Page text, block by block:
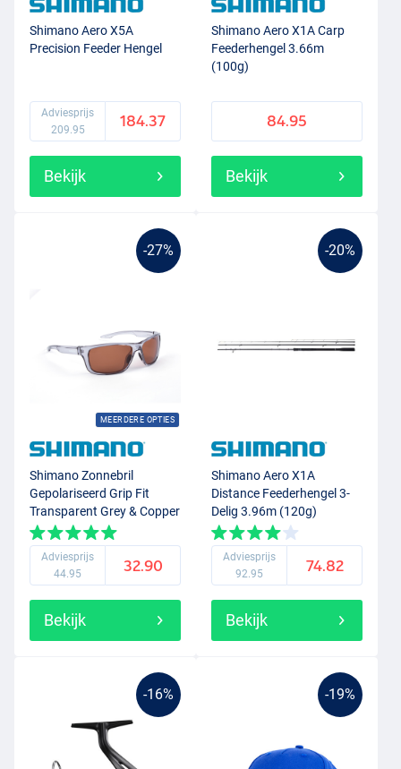
Shimano Aero X5A
Precision Feeder Hengel
Adviesprijs
209.95
184.37
Bekijk
Shimano Aero X1A Carp
Feederhengel 3.66m
(100g)
84.95
Bekijk
-27%
MEERDERE OPTIES
Shimano Zonnebril
Gepolariseerd Grip Fit
Transparent Grey & Copper
Adviesprijs
44.95
32.90
Bekijk
-20%
Shimano Aero X1A
Distance Feederhengel 3-
Delig 3.96m (120g)
Adviesprijs
92.95
74.82
Bekijk
-16% -19%